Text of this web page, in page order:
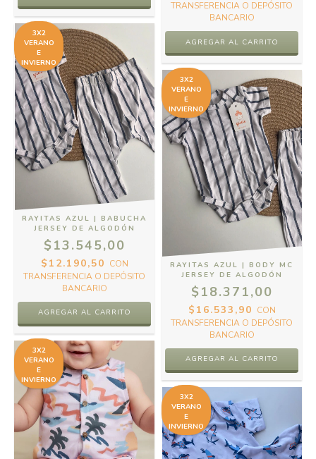
TRANSFERENCIA O DEPÓSITO
BANCARIO
3X2
VERANO
E
INVIERNO
RAYITAS AZUL | BABUCHA
JERSEY DE ALGODÓN
$13.545,00
$12.190,50 CON
TRANSFERENCIA O DEPÓSITO
BANCARIO
AGREGAR AL CARRITO
3X2
VERANO
E
INVIERNO
RAYITAS AZUL | BODY MC
JERSEY DE ALGODÓN
$18.371,00
$16.533,90 CON
TRANSFERENCIA O DEPÓSITO
BANCARIO
AGREGAR AL CARRITO
3X2
VERANO
E
INVIERNO
3X2
VERANO
E
INVIERNO